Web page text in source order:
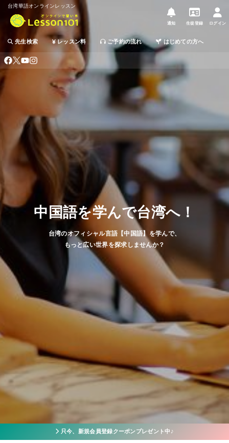
台湾華語オンラインレッスン
先生検索 レッスン料 ご予約の流れ はじめての方へ
通知 生徒登録 ログイン
中国語を学んで台湾へ！
台湾のオフィシャル言語【中国語】を学んで、
もっと広い世界を探求しませんか？
只今、新規会員登録クーポンプレゼント中♪